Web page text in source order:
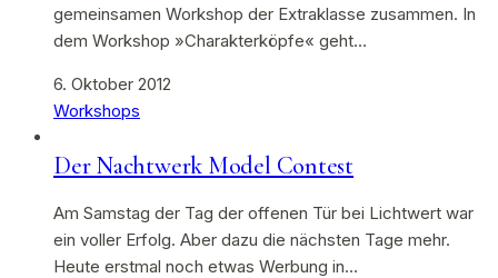
gemeinsamen Workshop der Extraklasse zusammen. In
dem Workshop »Charakterköpfe« geht…
6. Oktober 2012
Workshops
Der Nachtwerk Model Contest
Am Samstag der Tag der offenen Tür bei Lichtwert war
ein voller Erfolg. Aber dazu die nächsten Tage mehr.
Heute erstmal noch etwas Werbung in…